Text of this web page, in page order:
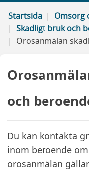
Startsida
Omsorg
Skadligt bruk och
Orosanmälan
och
Du kan kontakta
inom beroende
orosanmälan